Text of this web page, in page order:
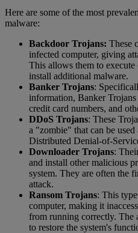
Here are some of the most
malware:
Backdoor Trojans: These
infected computer, giving
This allows them to execute
install additional malware.
Banker Trojans:
information, Banker
credit card numbers, and
DDoS Trojans: These
a "zombie" that can be
Distributed Denial-of-
Downloader Trojans:
and install other malicious
system. They are often the
attack.
Ransom Trojans: This
computer, making it
from running correctly. The
to restore the system's